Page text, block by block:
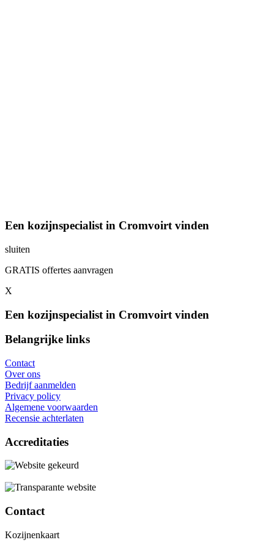
Een kozijnspecialist in Cromvoirt vinden
sluiten
GRATIS offertes aanvragen
X
Een kozijnspecialist in Cromvoirt vinden
Belangrijke links
Contact
Over ons
Bedrijf aanmelden
Privacy policy
Algemene voorwaarden
Recensie achterlaten
Accreditaties
Contact
Kozijnenkaart